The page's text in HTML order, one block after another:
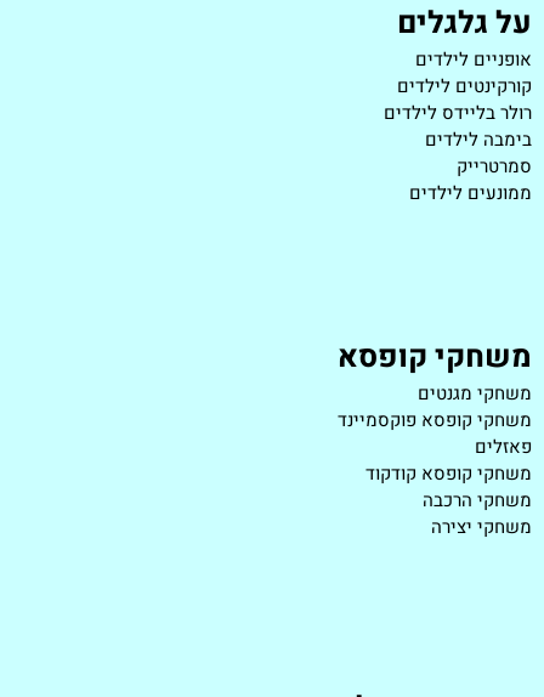
על גלגלים
אופניים לילדים
קורקינטים לילדים
רולר בליידס לילדים
בימבה לילדים
סמרטרייק
ממונעים לילדים
משחקי קופסא
משחקי מגנטים
משחקי קופסא פוקסמיינד
פאזלים
משחקי קופסא קודקוד
משחקי הרכבה
משחקי יצירה